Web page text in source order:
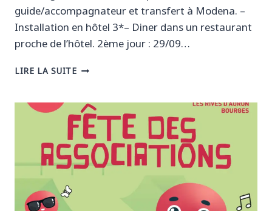
guide/accompagnateur et transfert à Modena. –
Installation en hôtel 3*– Diner dans un restaurant
proche de l’hôtel. 2ème jour : 29/09…
LIRE LA SUITEDU
AU
5
OCTOBRE
2025
:
VOYAGE